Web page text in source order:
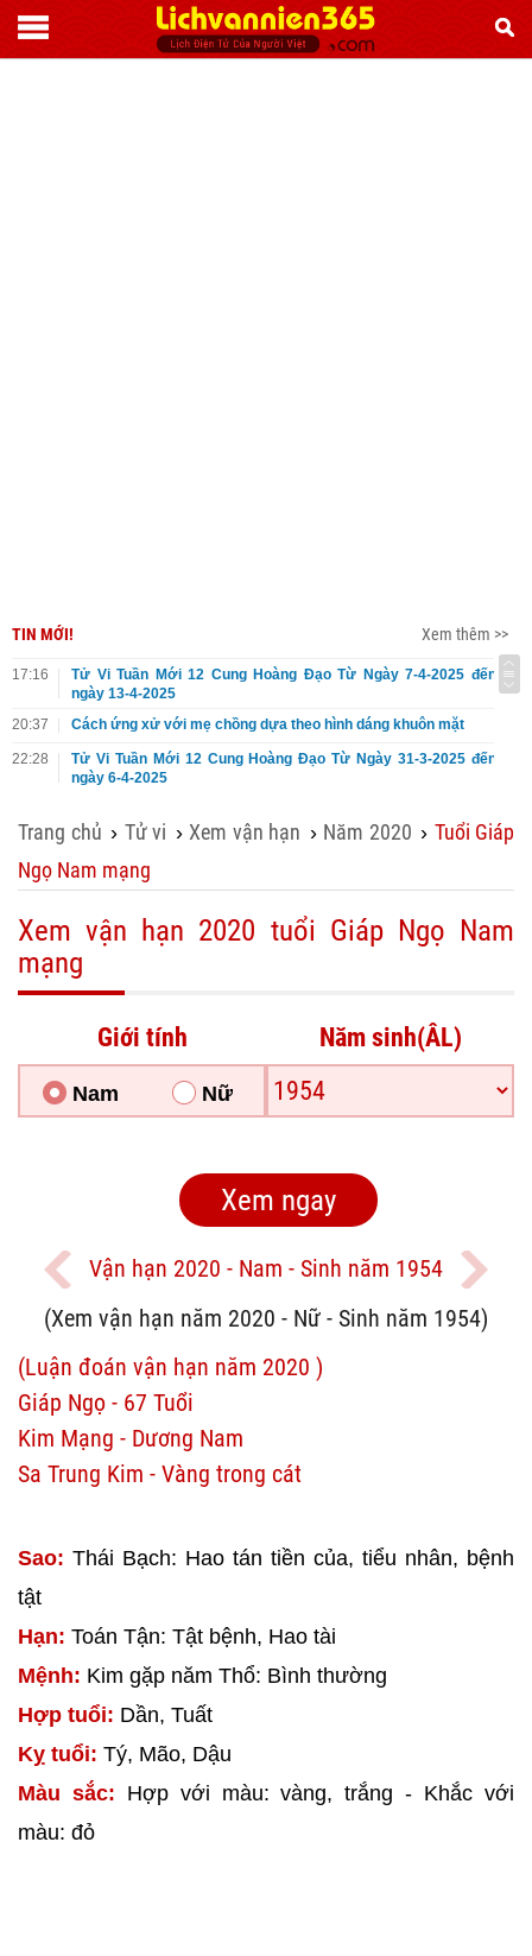
TIN MỚI! Xem thêm >>
17:16
Tử Vi Tuần Mới 12 Cung Hoàng Đạo Từ Ngày 7-4-2025 đến
ngày 13-4-2025
20:37
Cách ứng xử với mẹ chồng dựa theo hình dáng khuôn mặt
22:28
Tử Vi Tuần Mới 12 Cung Hoàng Đạo Từ Ngày 31-3-2025 đến
ngày 6-4-2025
Trang chủ › Tử vi › Xem vận hạn › Năm 2020 › Tuổi Giáp
Ngọ Nam mạng
Xem vận hạn 2020 tuổi Giáp Ngọ Nam
mạng
Giới tính
Nam Nữ
Năm sinh(ÂL)
Vận hạn 2020 - Nam - Sinh năm 1954
(Xem vận hạn năm 2020 - Nữ - Sinh năm 1954)
(Luận đoán vận hạn năm 2020 )
Giáp Ngọ - 67 Tuổi
Kim Mạng - Dương Nam
Sa Trung Kim - Vàng trong cát
Sao: Thái Bạch: Hao tán tiền của, tiểu nhân, bệnh
tật
Hạn: Toán Tận: Tật bệnh, Hao tài
Mệnh: Kim gặp năm Thổ: Bình thường
Hợp tuổi: Dần, Tuất
Kỵ tuổi: Tý, Mão, Dậu
Màu sắc: Hợp với màu: vàng, trắng - Khắc với
màu: đỏ